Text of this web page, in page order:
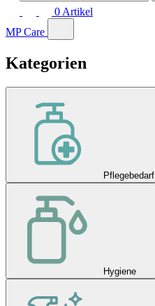
0 Artikel
MP Care
Kategorien
Pflegebedarf
Hygiene